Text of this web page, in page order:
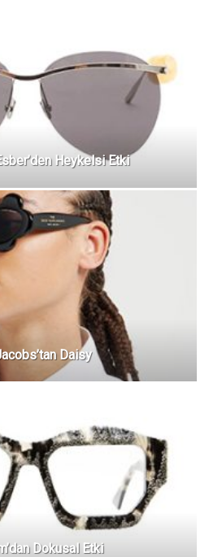
Heykelsi Etki
Daisy
Dokusal Etki